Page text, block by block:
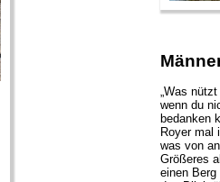
„Was
wenn du
bedanken
Royer mal
was von
Größeres
einen